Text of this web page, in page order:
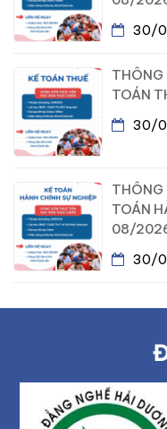
30/
THÔNG
TOÁN
30/
THÔNG
TOÁN
08/
30/